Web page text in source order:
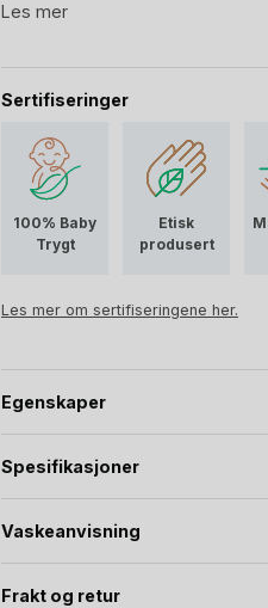
Jack o Juno skål og tallerken
slik at maten lettere kan
og sugerør. Begge disse kan
at det anbefales å variere
ulike drikketeknikker styrker
I fargen Cream er settet
LFGB testet silikon
Vil ikke
Bisfenoler, PVC eller ftalater.
Les mer
Sertifiseringer
100% Baby
Trygt
Etisk
produsert
Les mer om sertifiseringene her.
Egenskaper
Spesifikasjoner
Vaskeanvisning
Frakt og retur